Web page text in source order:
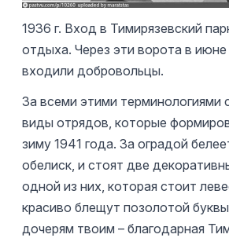
1936 г. Вход в Тимирязевский
отдыха. Через эти ворота в июне
входили добровольцы.
За всеми этими терминологиями
виды отрядов, которые
зиму 1941 года. За оградой
обелиск, и стоят две
одной из них, которая стоит
красиво блещут позолотой
дочерям твоим – благодарная